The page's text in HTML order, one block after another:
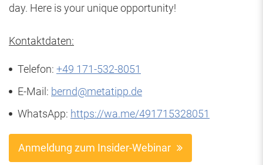
day. Here is your unique opportunity!
Kontaktdaten:
Telefon: +49 171-532-8051
E-Mail: bernd@metatipp.de
WhatsApp: https://wa.me/491715328051
Anmeldung zum Insider-Webinar